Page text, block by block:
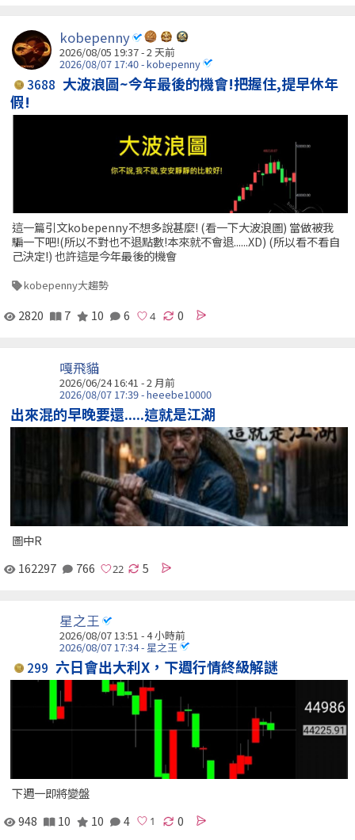
kobepenny
2026/08/05 19:37 - 2 天前
2026/08/07 17:40 - kobepenny
3688 大波浪圖~今年最後的機會!把握住,提早休年
假!
這一篇引文kobepenny不想多說甚麼! (看一下大波浪圖) 當做被我
騙一下吧!(所以不對也不退點數!本來就不會退......XD) (所以看不看自
己決定!) 也許這是今年最後的機會
kobepenny大趨勢
2820 7 10 6 0
嘎飛貓
2026/06/24 16:41 - 2 月前
2026/08/07 17:39 - heeebe10000
出來混的早晚要還.....這就是江湖
圖中R
162297
766 5
星之王
2026/08/07 13:51 -4 小時前
2026/08/07 17:34 - 星之王
299 六日會出大利X，下週行情終級解謎
下週一即將變盤
948
10 10 4 0